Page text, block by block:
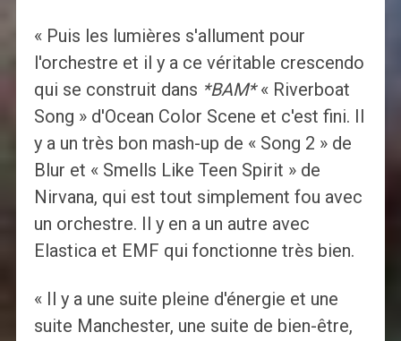
« Puis les lumières s'allument pour
l'orchestre et il y a ce véritable crescendo
qui se construit dans *BAM*« Riverboat
Song » d'Ocean Color Scene et c'est fini. Il
y a un très bon mash-up de « Song 2 » de
Blur et « Smells Like Teen Spirit » de
Nirvana, qui est tout simplement fou avec
un orchestre. Il y en a un autre avec
Elastica et EMF qui fonctionne très bien.
« Il y a une suite pleine d'énergie et une
suite Manchester, une suite de bien-être,